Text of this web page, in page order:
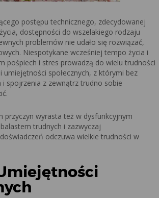
postępu technicznego, zdecydowanej
dostępności do wszelakiego rodzaju
problemów nie udało się rozwiązać,
Niespotykane wcześniej tempo życia i
pośpiech i stres prowadzą do wielu trudności
umiejętności społecznych, z którymi bez
spojrzenia z zewnątrz trudno sobie
przyczyn wyrasta też w dysfunkcyjnym
trudnych i zazwyczaj
odczuwa wielkie trudności w